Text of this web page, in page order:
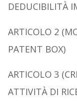
DEDUCIBILITÀ
ARTICOLO 2 (M
PATENT BOX)
ARTICOLO 3 (C
ATTIVITÀ DI